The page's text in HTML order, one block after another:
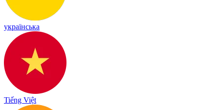
українська
Tiếng Việt